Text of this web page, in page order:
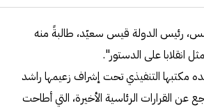
رئيس الدولة قيس سعيّد، طالبةً منه
انقلابا على الدستور".
مكتبها التنفيذي تحت إشراف زعيمها راشد
القرارات الرئاسية الأخيرة، التي أطاحت